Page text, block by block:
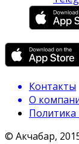
Контакты
О
Политика
© Акчабар,